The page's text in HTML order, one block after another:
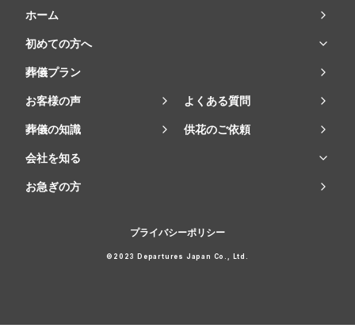
ホーム
初めての方へ
葬儀プラン
お客様の声 よくある質問
葬儀の知識 供花のご依頼
会社を知る
お急ぎの方
プライバシーポリシー
©2023 Departures Japan Co., Ltd.